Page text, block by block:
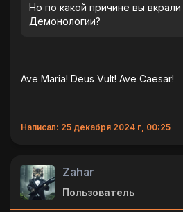
Но по какой причине вы
Демонологии?
Ave Maria! Deus Vult! Ave Caesar!
Написал: 25 декабря 2024 г, 00:25
Zahar
Пользователь